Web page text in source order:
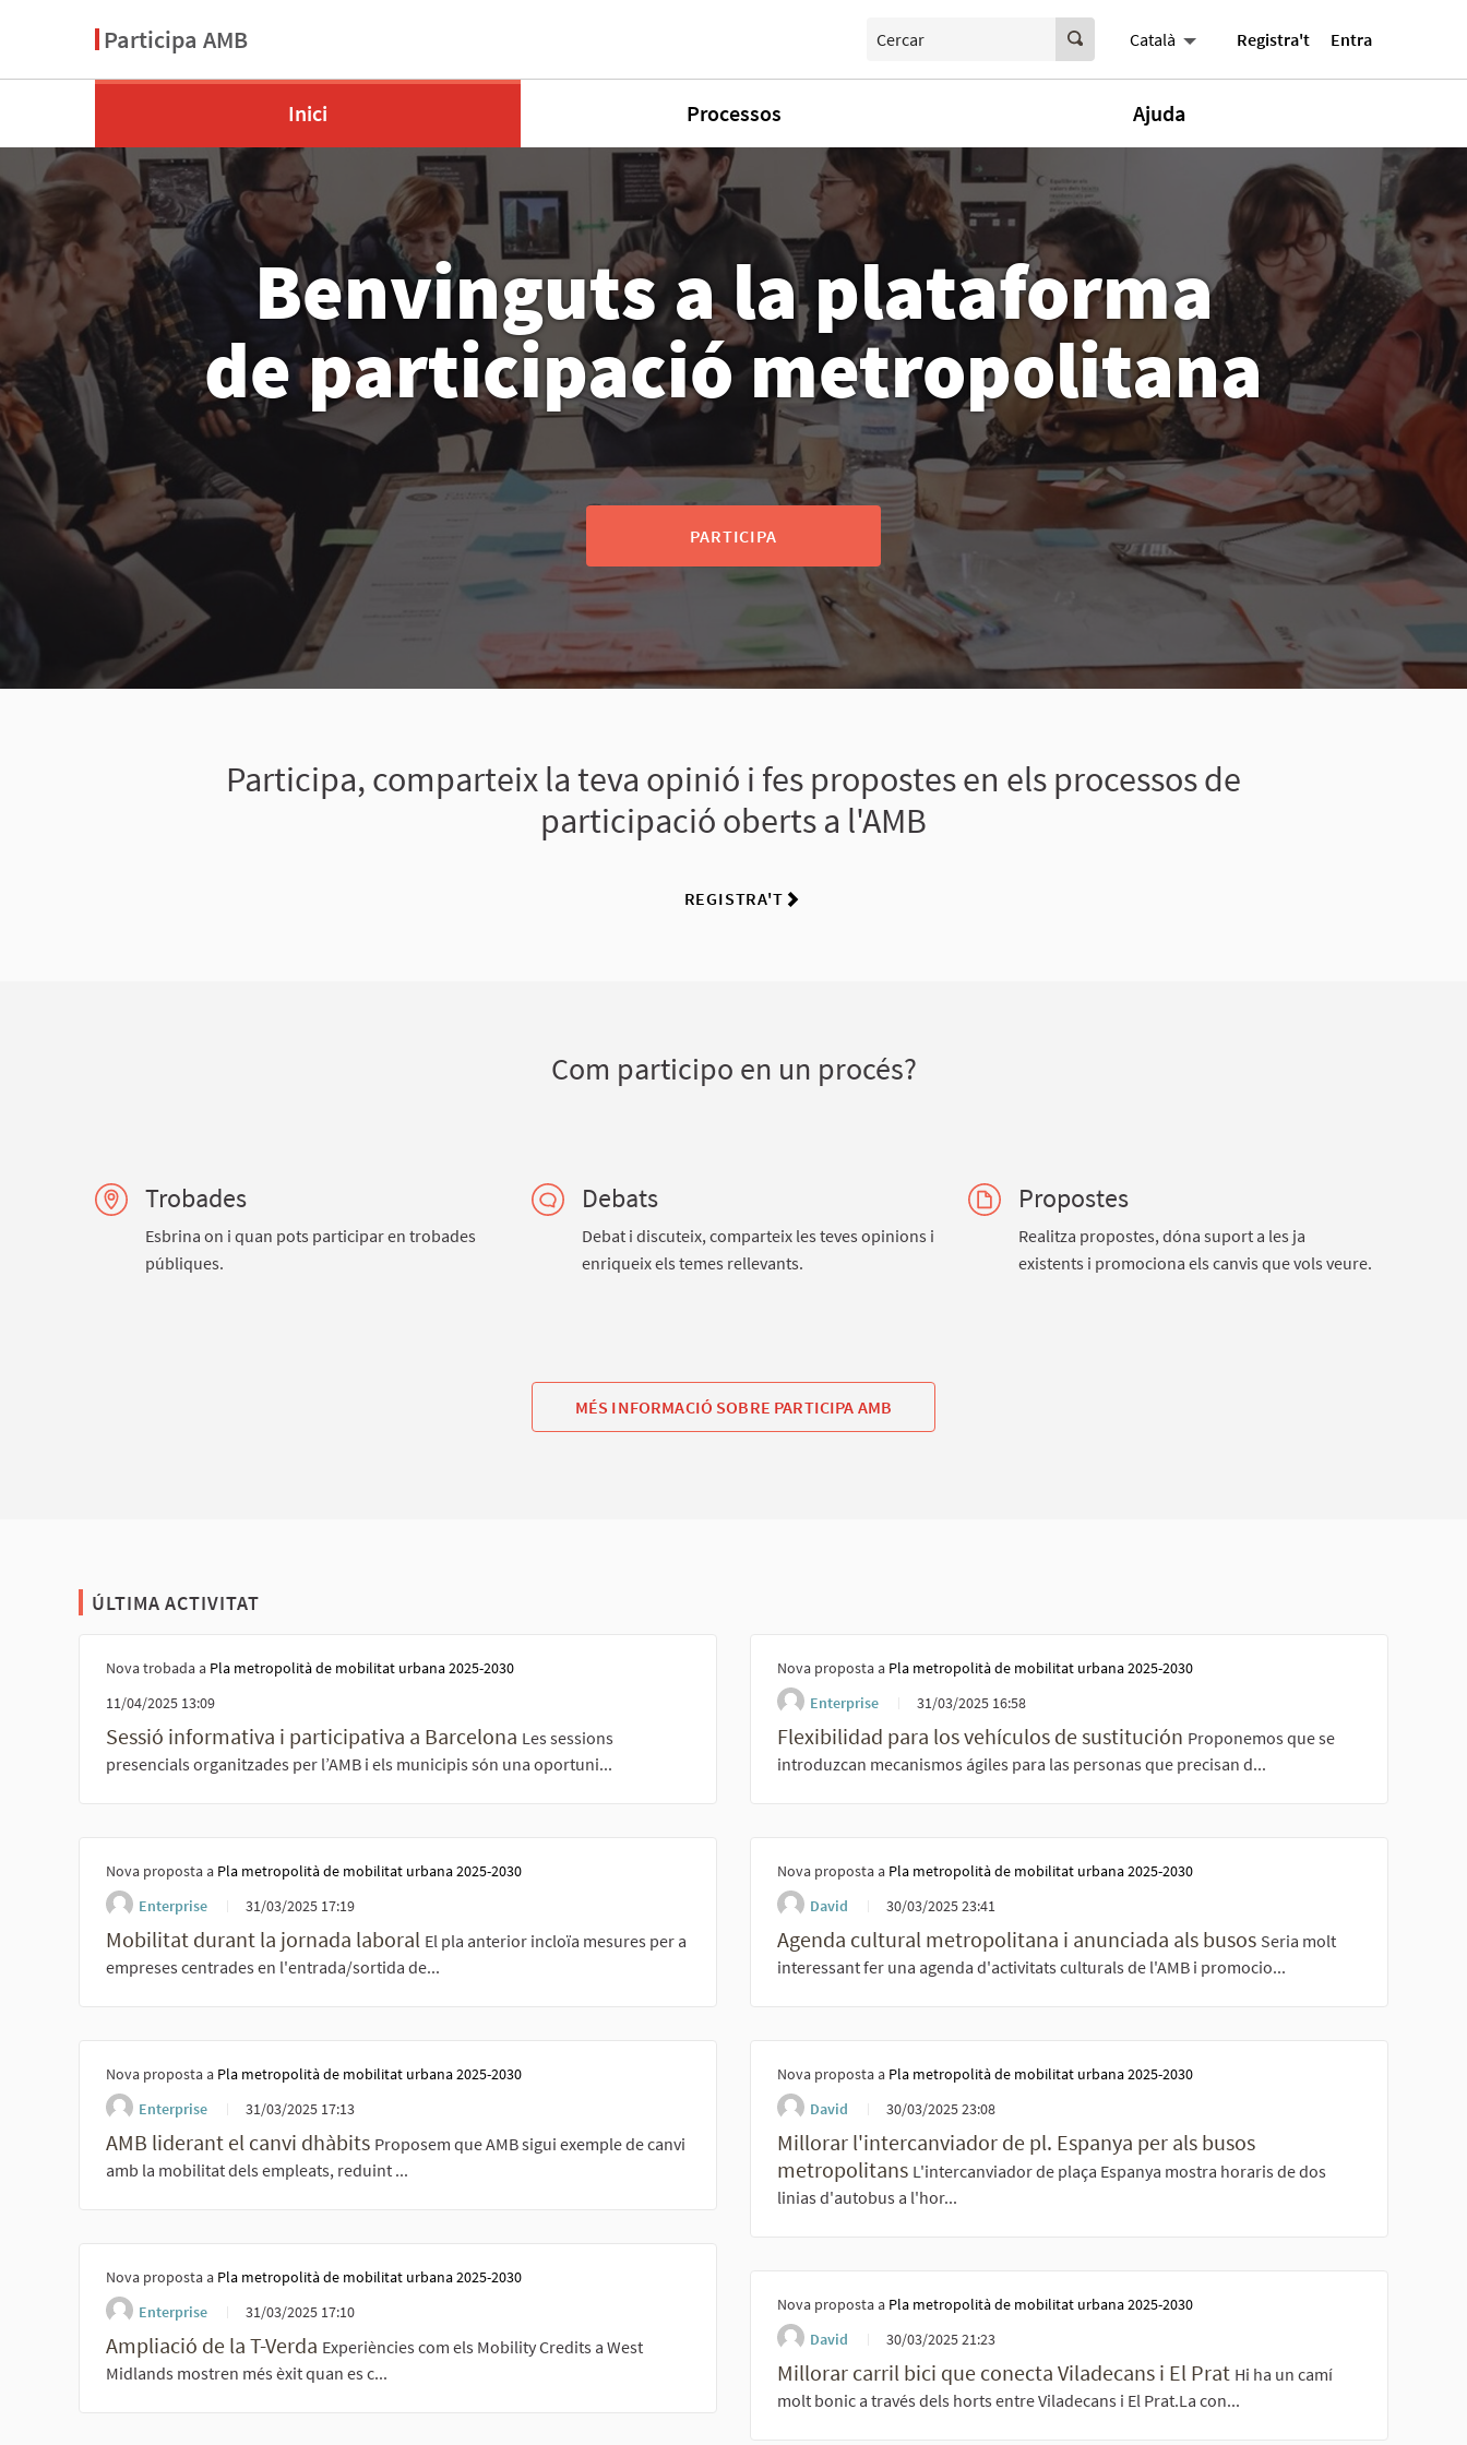
Participa AMB Cercar Català Registra't Entra
Inici Processos Ajuda
Benvinguts a la plataforma
de participació metropolitana
PARTICIPA
Participa, comparteix la teva opinió i fes propostes en els processos de
participació oberts a l'AMB
REGISTRA'T
Com participo en un procés?
Trobades
Esbrina on i quan pots participar en trobades
públiques.
Debats
Debat i discuteix, comparteix les teves opinions i
enriqueix els temes rellevants.
Propostes
Realitza propostes, dóna suport a les ja
existents i promociona els canvis que vols veure.
MÉS INFORMACIÓ SOBRE PARTICIPA AMB
ÚLTIMA ACTIVITAT
Nova trobada a Pla metropolità de mobilitat urbana 2025-2030
11/04/2025 13:09
Sessió informativa i participativa a Barcelona Les sessions
presencials organitzades per l’AMB i els municipis són una oportuni...
Nova proposta a Pla metropolità de mobilitat urbana 2025-2030
Enterprise
31/03/2025 17:19
Mobilitat durant la jornada laboral El pla anterior incloïa mesures per a
empreses centrades en l'entrada/sortida de...
Nova proposta a Pla metropolità de mobilitat urbana 2025-2030
Enterprise
31/03/2025 17:13
AMB liderant el canvi dhàbits Proposem que AMB sigui exemple de canvi
amb la mobilitat dels empleats, reduint ...
Nova proposta a Pla metropolità de mobilitat urbana 2025-2030
Enterprise
31/03/2025 17:10
Ampliació de la T-Verda Experiències com els Mobility Credits a West
Midlands mostren més èxit quan es c...
Nova proposta a Pla metropolità de mobilitat urbana 2025-2030
Enterprise
31/03/2025 16:58
Flexibilidad para los vehículos de sustitución Proponemos que se
introduzcan mecanismos ágiles para las personas que precisan d...
Nova proposta a Pla metropolità de mobilitat urbana 2025-2030
David
30/03/2025 23:41
Agenda cultural metropolitana i anunciada als busos Seria molt
interessant fer una agenda d'activitats culturals de l'AMB i promocio...
Nova proposta a Pla metropolità de mobilitat urbana 2025-2030
David
30/03/2025 23:08
Millorar l'intercanviador de pl. Espanya per als busos
metropolitans L'intercanviador de plaça Espanya mostra horaris de dos
linias d'autobus a l'hor...
Nova proposta a Pla metropolità de mobilitat urbana 2025-2030
David
30/03/2025 21:23
Millorar carril bici que conecta Viladecans i El Prat Hi ha un camí
molt bonic a través dels horts entre Viladecans i El Prat.La con...